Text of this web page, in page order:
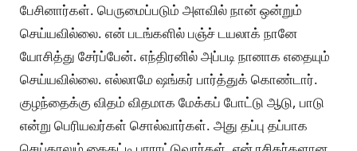
பேசினார்கள். பெருமைப்படும் அளவில் நான் ஒன்றும்
செய்யவில்லை. என் படங்களில் பஞ்ச் டயலாக் நானே
யோசித்து சேர்ப்பேன். எந்திரனில் அப்படி நானாக எதையும்
செய்யவில்லை. எல்லாமே ஷங்கர் பார்த்துக் கொண்டார்.
குழந்தைக்கு விதம் விதமாக மேக்கப் போட்டு ஆடு, பாடு
என்று பெரியவர்கள் சொல்வார்கள். அது தப்பு தப்பாக